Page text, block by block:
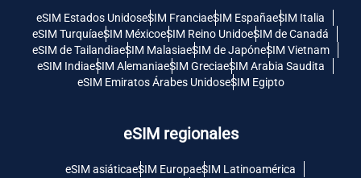
eSIM Estados UnidoseSIM FranciaeSIM EspañaeSIM Italia
eSIM TurquíaeSIM MéxicoeSIM Reino UnidoeSIM de Canadá
eSIM de TailandiaeSIM MalasiaeSIM de JapóneSIM Vietnam
eSIM IndiaeSIM AlemaniaeSIM GreciaeSIM Arabia Saudita
eSIM Emiratos Árabes UnidoseSIM Egipto
eSIM regionales
eSIM asiáticaeSIM EuropaeSIM Latinoamérica